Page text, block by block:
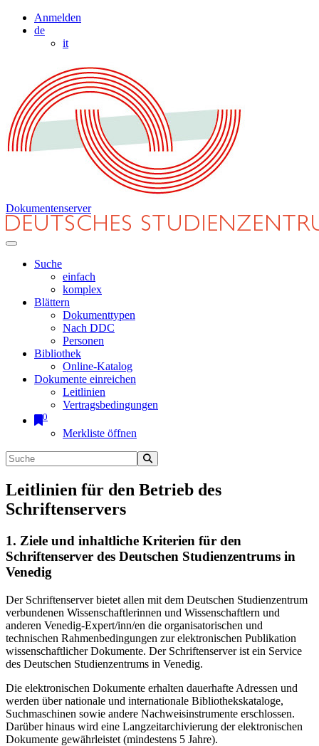
Anmelden
de
it
Dokumentenserver
Suche
einfach
komplex
Blättern
Dokumenttypen
Nach DDC
Personen
Bibliothek
Online-Katalog
Dokumente einreichen
Leitlinien
Vertragsbedingungen
0
Merkliste öffnen
Leitlinien für den Betrieb des
Schriftenservers
1. Ziele und inhaltliche Kriterien für den
Schriftenserver des Deutschen Studienzentrums in
Venedig
Der Schriftenserver bietet allen mit dem Deutschen Studienzentrum
verbundenen Wissenschaftlerinnen und Wissenschaftlern und
anderen Venedig-Expert/inn/en die organisatorischen und
technischen Rahmenbedingungen zur elektronischen Publikation
wissenschaftlicher Dokumente. Der Schriftenserver ist ein Service
des Deutschen Studienzentrums in Venedig.
Die elektronischen Dokumente erhalten dauerhafte Adressen und
werden über nationale und internationale Bibliothekskataloge,
Suchmaschinen sowie andere Nachweisinstrumente erschlossen.
Darüber hinaus wird eine Langzeitarchivierung der elektronischen
Dokumente gewährleistet (mindestens 5 Jahre).